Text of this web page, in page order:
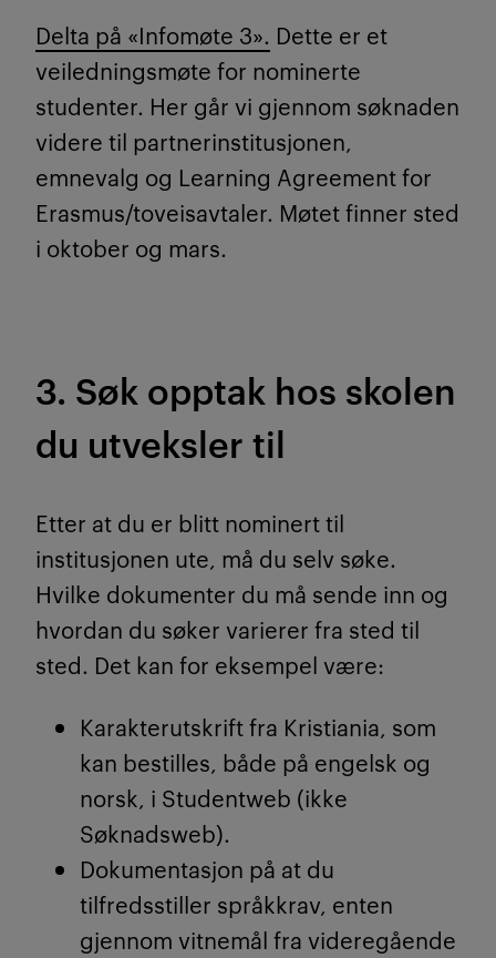
Delta på «Infomøte 3». Dette er et
veiledningsmøte for nominerte
studenter. Her går vi gjennom søknaden
videre til partnerinstitusjonen,
emnevalg og Learning Agreement for
Erasmus/toveisavtaler. Møtet finner sted
i oktober og mars.
3. Søk opptak hos skolen
du utveksler til
Etter at du er blitt nominert til
institusjonen ute, må du selv søke.
Hvilke dokumenter du må sende inn og
hvordan du søker varierer fra sted til
sted. Det kan for eksempel være:
Karakterutskrift fra Kristiania, som
kan bestilles, både på engelsk og
norsk, i Studentweb (ikke
Søknadsweb).
Dokumentasjon på at du
tilfredsstiller språkkrav, enten
gjennom vitnemål fra videregående